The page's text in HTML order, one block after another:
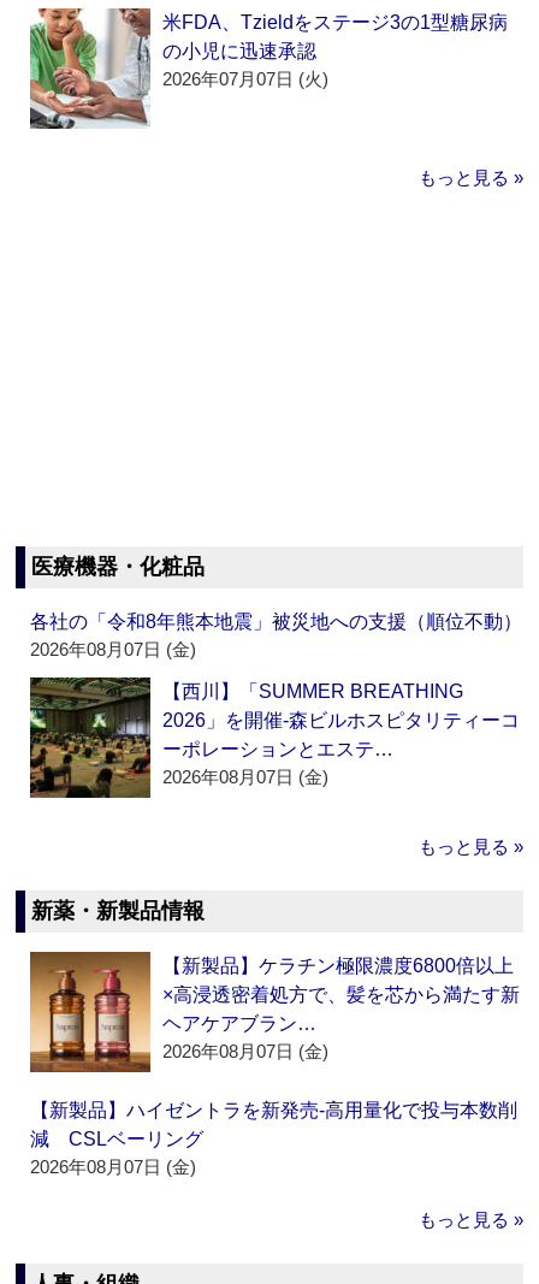
米FDA、Tzieldをステージ3の1型糖尿病
の小児に迅速承認
2026年07月07日 (火)
もっと見る »
医療機器・化粧品
各社の「令和8年熊本地震」被災地への支援（順位不動）
2026年08月07日 (金)
【西川】「SUMMER BREATHING
2026」を開催‐森ビルホスピタリティーコ
ーポレーションとエステ…
2026年08月07日 (金)
もっと見る »
新薬・新製品情報
【新製品】ケラチン極限濃度6800倍以上
×高浸透密着処方で、髪を芯から満たす新
ヘアケアブラン…
2026年08月07日 (金)
【新製品】ハイゼントラを新発売‐高用量化で投与本数削
減 CSLベーリング
2026年08月07日 (金)
もっと見る »